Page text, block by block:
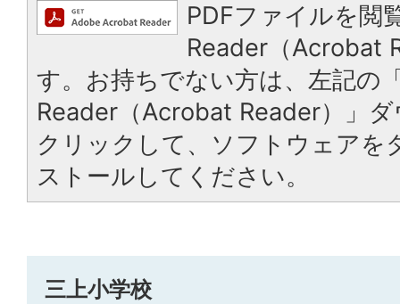
PDFファイルを閲
Reader（Acrobat
す。お持ちでない方は、左記の
Reader（Acrobat Reader）」
クリックして、ソフトウェアを
ストールしてください。
三上小学校